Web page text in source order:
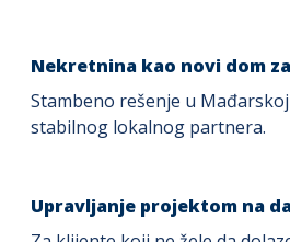
Nekretnina kao novi dom
Stambeno rešenje u
stabilnog lokalnog partnera.
Upravljanje projektom na